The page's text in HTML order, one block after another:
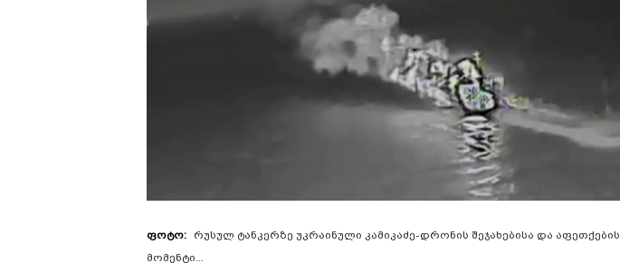
რუსულ ტანკერზე უკრაინული კამიკაძე-დრონის შეჯახებისა და აფეთქების
მომენტი...